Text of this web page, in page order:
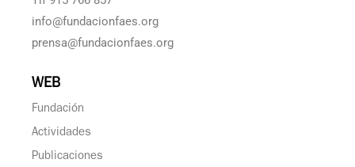
info@fundacionfaes.org
prensa@fundacionfaes.org
WEB
Fundación
Actividades
Publicaciones